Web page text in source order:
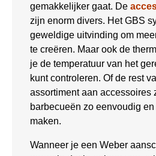
gemakkelijker gaat. De
zijn enorm divers. Het GBS
geweldige uitvinding om
te creëren. Maar ook de
je de temperatuur van het
kunt controleren. Of de rest
assortiment aan accessoires
barbecueën zo eenvoudig
maken.
Wanneer je een Weber